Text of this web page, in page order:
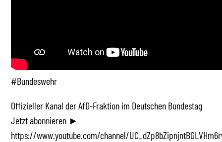
#Bundeswehr
Offizieller Kanal der AfD-Fraktion im Deutschen Bundestag
Jetzt abonnieren ►
https://www.youtube.com/channel/